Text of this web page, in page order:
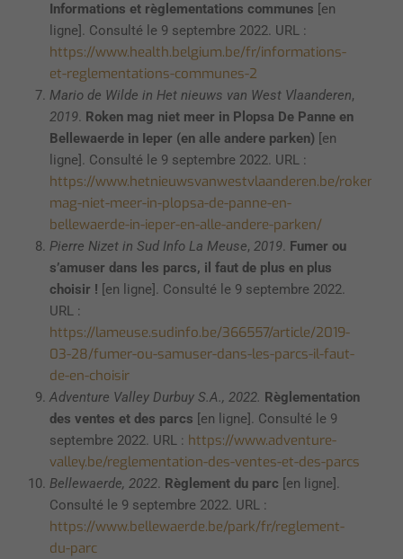
Informations et règlementations communes [en
ligne]. Consulté le 9 septembre 2022. URL :
https://www.health.belgium.be/fr/informations-
et-reglementations-communes-2
Mario de Wilde in Het nieuws van West Vlaanderen,
2019. Roken mag niet meer in Plopsa De Panne en
Bellewaerde in Ieper (en alle andere parken) [en
ligne]. Consulté le 9 septembre 2022. URL :
https://www.hetnieuwsvanwestvlaanderen.be/roken-
mag-niet-meer-in-plopsa-de-panne-en-
bellewaerde-in-ieper-en-alle-andere-parken/
Pierre Nizet in Sud Info La Meuse, 2019. Fumer ou
s’amuser dans les parcs, il faut de plus en plus
choisir ! [en ligne]. Consulté le 9 septembre 2022.
URL :
https://lameuse.sudinfo.be/366557/article/2019-
03-28/fumer-ou-samuser-dans-les-parcs-il-faut-
de-en-choisir
Adventure Valley Durbuy S.A., 2022. Règlementation
des ventes et des parcs [en ligne]. Consulté le 9
septembre 2022. URL : https://www.adventure-
valley.be/reglementation-des-ventes-et-des-parcs
Bellewaerde, 2022. Règlement du parc [en ligne].
Consulté le 9 septembre 2022. URL :
https://www.bellewaerde.be/park/fr/reglement-
du-parc